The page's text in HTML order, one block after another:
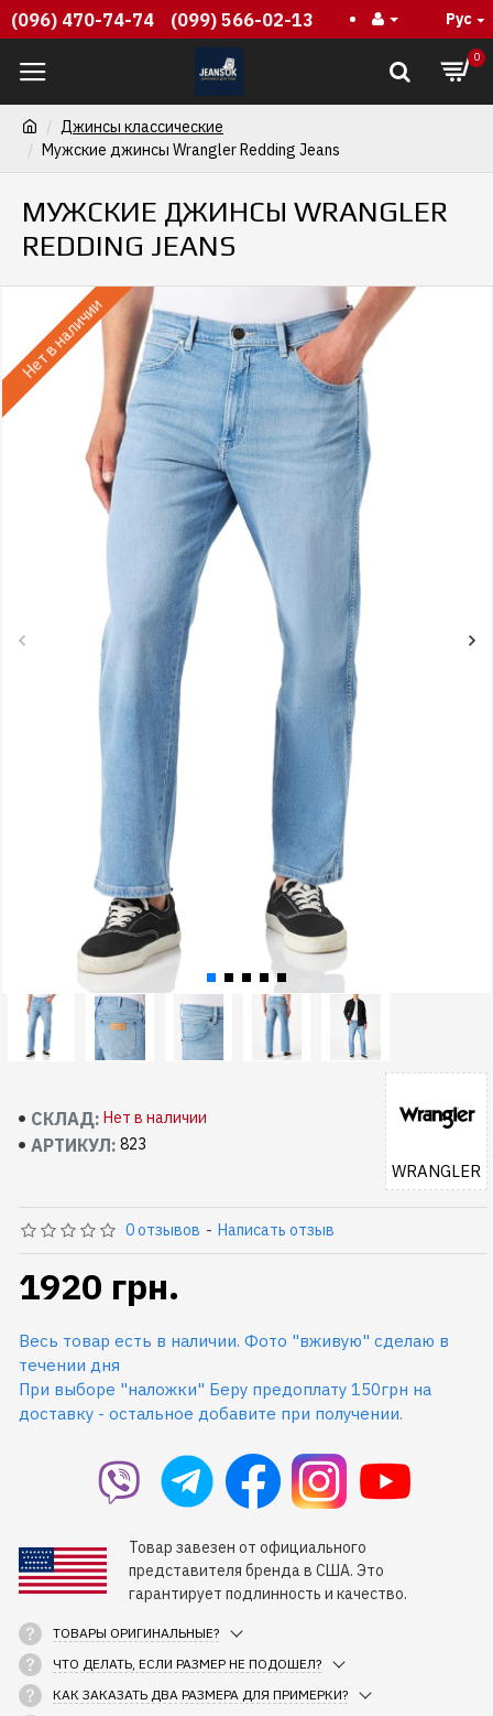
(096) 470-74-74 (099) 566-02-13 Рус
0
Джинсы классические
Мужские джинсы Wrangler Redding Jeans
МУЖСКИЕ ДЖИНСЫ WRANGLER
REDDING JEANS
Нет в наличии
СКЛАД: Нет в наличии
АРТИКУЛ: 823
WRANGLER
0 отзывов - Написать отзыв
1920 грн.
Весь товар есть в наличии. Фото "вживую" сделаю в
течении дня
При выборе "наложки" Беру предоплату 150грн на
доставку - остальное добавите при получении.
Товар завезен от официального
представителя бренда в США. Это
гарантирует подлинность и качество.
ТОВАРЫ ОРИГИНАЛЬНЫЕ?
ЧТО ДЕЛАТЬ, ЕСЛИ РАЗМЕР НЕ ПОДОШЕЛ?
КАК ЗАКАЗАТЬ ДВА РАЗМЕРА ДЛЯ ПРИМЕРКИ?